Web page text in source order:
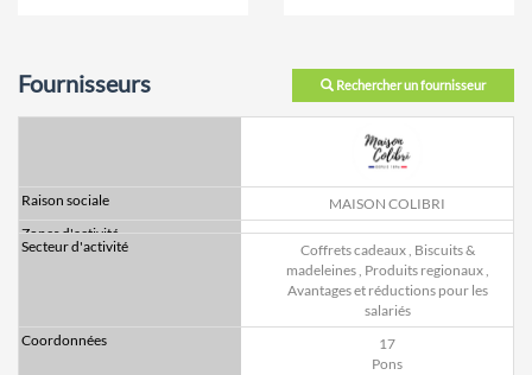
Rechercher un fournisseur
Fournisseurs
MAISON COLIBRI
Coffrets cadeaux, Biscuits &
madeleines, Produits regionaux,
Avantages et réductions pour les
salariés
17
Pons